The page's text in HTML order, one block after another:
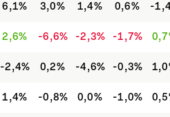
6,1% 3,0% 1,4% 0,6% -
2,6% -6,6% -2,3% -1,7%
-2,4% 0,2% -4,6% -0,3%
1,4% -0,8% 0,0% -1,0%